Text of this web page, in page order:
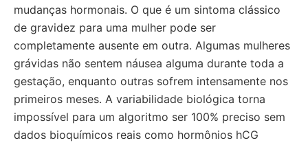
mudanças hormonais. O que é um sintoma clássico
de gravidez para uma mulher pode ser
completamente ausente em outra. Algumas mulheres
grávidas não sentem náusea alguma durante toda a
gestação, enquanto outras sofrem intensamente nos
primeiros meses. A variabilidade biológica torna
impossível para um algoritmo ser 100% preciso sem
dados bioquímicos reais como hormônios hCG